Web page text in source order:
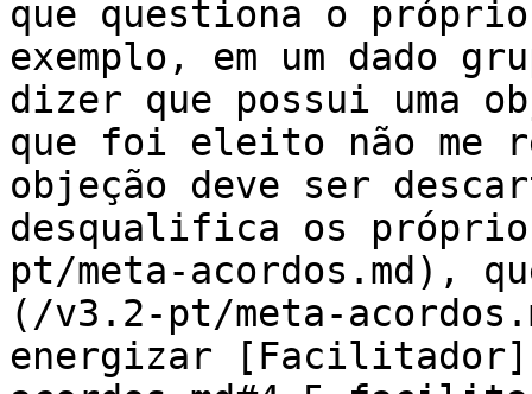
que questiona o
exemplo, em um dado
dizer que possui uma
que foi eleito não me
objeção deve ser
desqualifica os
pt/meta-acordos.md),
(/v3.2-pt/meta-
energizar